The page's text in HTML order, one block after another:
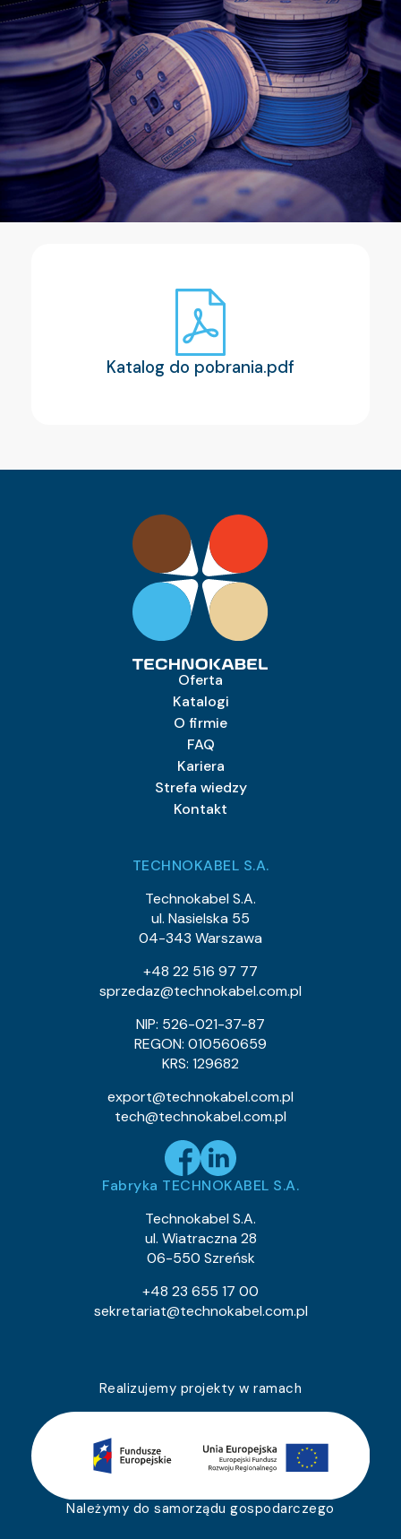
Katalog do pobrania.pdf
Oferta
Katalogi
O firmie
FAQ
Kariera
Strefa wiedzy
Kontakt
TECHNOKABEL S.A.
Technokabel S.A.
ul. Nasielska 55
04-343 Warszawa
+48 22 516 97 77
sprzedaz@technokabel.com.pl
NIP: 526-021-37-87
REGON: 010560659
KRS: 129682
export@technokabel.com.pl
tech@technokabel.com.pl
Fabryka TECHNOKABEL S.A.
Technokabel S.A.
ul. Wiatraczna 28
06-550 Szreńsk
+48 23 655 17 00
sekretariat@technokabel.com.pl
Realizujemy projekty w ramach
Należymy do samorządu gospodarczego